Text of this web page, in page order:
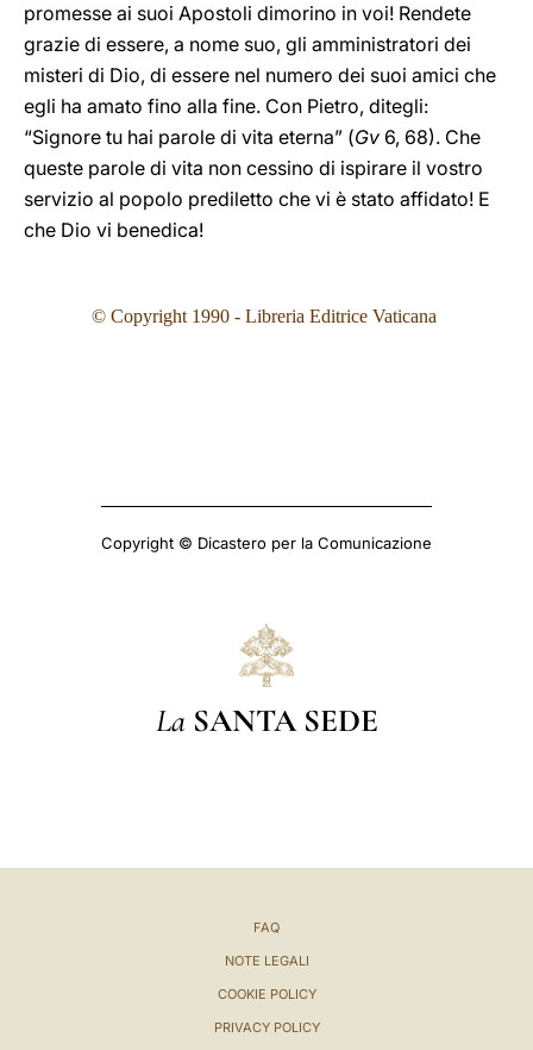
promesse ai suoi Apostoli dimorino in voi! Rendete
grazie di essere, a nome suo, gli amministratori dei
misteri di Dio, di essere nel numero dei suoi amici che
egli ha amato fino alla fine. Con Pietro, ditegli:
“Signore tu hai parole di vita eterna” (Gv 6, 68). Che
queste parole di vita non cessino di ispirare il vostro
servizio al popolo prediletto che vi è stato affidato! E
che Dio vi benedica!
© Copyright 1990 - Libreria Editrice Vaticana
Copyright © Dicastero per la Comunicazione
La SANTA SEDE
FAQ
NOTE LEGALI
COOKIE POLICY
PRIVACY POLICY